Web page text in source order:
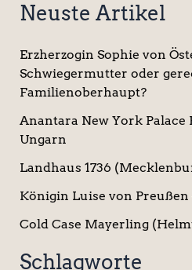
Neuste Artikel
Erzherzogin Sophie von
Schwiegermutter oder
Familienoberhaupt?
Anantara New York Palace
Ungarn
Landhaus 1736
Königin Luise von
Cold Case Mayerling
Schlagworte